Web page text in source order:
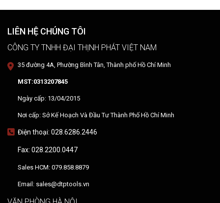
LIÊN HỆ CHÚNG TÔI
CÔNG TY TNHH ĐẠI THỊNH PHÁT VIỆT NAM
35 đường 4A, Phường Bình Tân, Thành phố Hồ Chí Minh
MST:0313207845
Ngày cấp: 13/04/2015
Nơi cấp: Sở Kế Hoạch Và Đầu Tư Thành Phố Hồ Chí Minh
Điện thoại: 028.6286.2446
Fax: 028.2200.0447
Sales HCM: 079.858.8879
Email: sales@dtptools.vn